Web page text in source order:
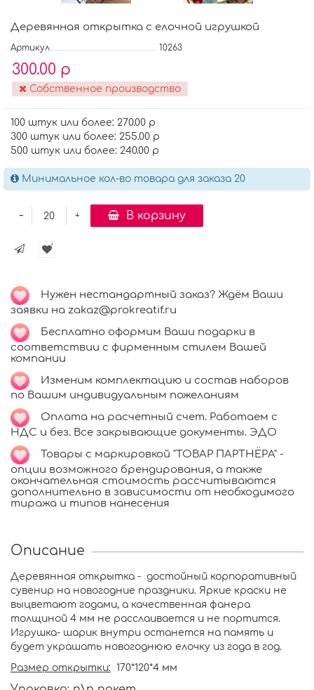
Деревянная открытка с елочной игрушкой
Артикул 10263
300.00 р
Собственное производство
100 штук или более: 270.00 р
300 штук или более: 255.00 р
500 штук или более: 240.00 р
Минимальное кол-во товара для заказа 20
+
- В корзину
Нужен нестандартный заказ? Ждём Ваши
заявки на zakaz@prokreatif.ru
Бесплатно оформим Ваши подарки в
соответствии с фирменным стилем Вашей
компании
Изменим комплектацию и состав наборов
по Вашим индивидуальным пожеланиям
Оплата на расчетный счет. Работаем с
НДС и без. Все закрывающие документы. ЭДО
Товары с маркировкой "ТОВАР ПАРТНЁРА" -
опции возможного брендирования, а также
окончательная стоимость рассчитываются
дополнительно в зависимости от необходимого
тиража и типов нанесения
Описание
Деревянная открытка - достойный корпоративный
сувенир на новогодние праздники. Яркие краски не
выцветают годами, а качественная фанера
толщиной 4 мм не расслаивается и не портится.
Игрушка- шарик внутри останется на память и
будет украшать новогоднюю елочку из года в год.
Размер открытки: 170*120*4 мм